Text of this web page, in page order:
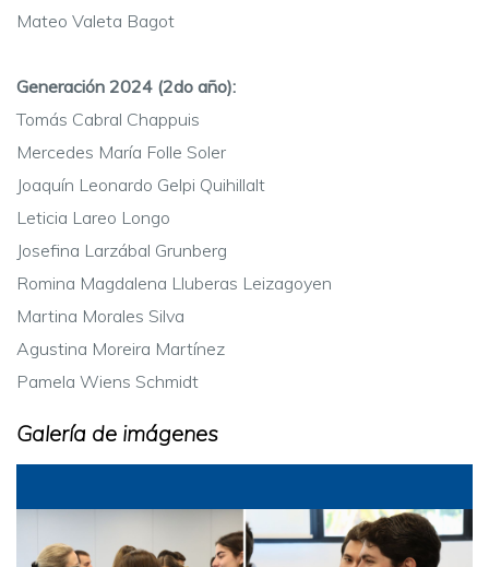
Mateo Valeta Bagot
Generación 2024 (2do año):
Tomás Cabral Chappuis
Mercedes María Folle Soler
Joaquín Leonardo Gelpi Quihillalt
Leticia Lareo Longo
Josefina Larzábal Grunberg
Romina Magdalena Lluberas Leizagoyen
Martina Morales Silva
Agustina Moreira Martínez
Pamela Wiens Schmidt
Galería de imágenes